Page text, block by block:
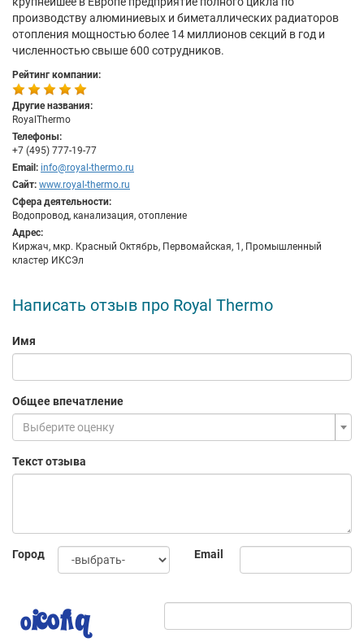
производству алюминиевых и биметаллических радиаторов
отопления мощностью более 14 миллионов секций в год и
численностью свыше 600 сотрудников.
Рейтинг компании:
Другие названия:
RoyalThermo
Телефоны:
+7 (495) 777-19-77
Email: info@royal-thermo.ru
Сайт: www.royal-thermo.ru
Сфера деятельности:
Водопровод, канализация, отопление
Адрес:
Киржач, мкр. Красный Октябрь, Первомайская, 1, Промышленный
кластер ИКСЭл
Написать отзыв про Royal Thermo
Имя
Общее впечатление
Выберите оценку
Текст отзыва
Город Email